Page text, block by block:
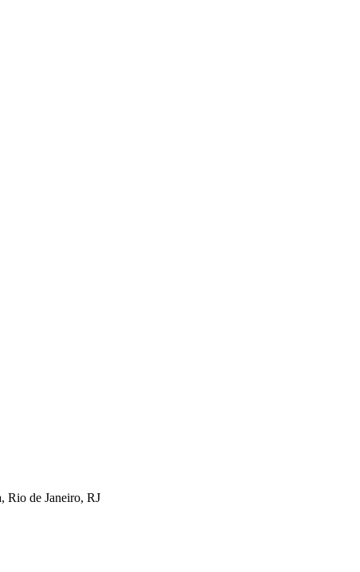
Rio de Janeiro, RJ